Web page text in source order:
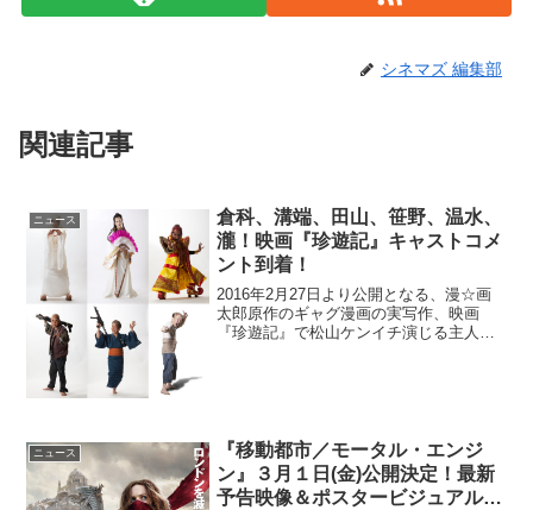
シネマズ 編集部
関連記事
ニュース
倉科、溝端、田山、笹野、温水、
瀧！映画『珍遊記』キャストコメ
ント到着！
2016年2月27日より公開となる、漫☆画
太郎原作のギャグ漫画の実写作、映画
『珍遊記』で松山ケンイチ演じる主人
ニュース
『移動都市／モータル・エンジ
ン』３月１日(金)公開決定！最新
予告映像＆ポスタービジュアル解